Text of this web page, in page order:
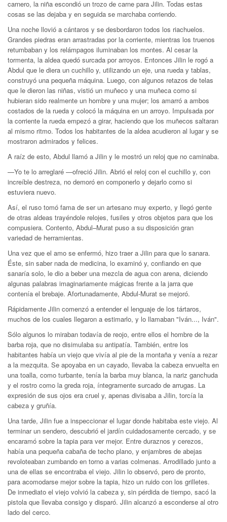
carnero, la niña escondió un trozo de carne para Jilin. Todas estas
cosas se las dejaba y en seguida se marchaba corriendo.
Una noche llovió a cántaros y se desbordaron todos los riachuelos.
Grandes piedras eran arrastradas por la corriente, mientras los truenos
retumbaban y los relámpagos iluminaban los montes. Al cesar la
tormenta, la aldea quedó surcada por arroyos. Entonces Jilin le rogó a
Abdul que le diera un cuchillo y, utilizando un eje, una rueda y tablas,
construyó una pequeña máquina. Luego, con algunos retazos de telas
que le dieron las niñas, vistió un muñeco y una muñeca como si
hubieran sido realmente un hombre y una mujer; los amarró a ambos
costados de la rueda y colocó la máquina en un arroyo. Impulsada por
la corriente la rueda empezó a girar, haciendo que los muñecos saltaran
al mismo ritmo. Todos los habitantes de la aldea acudieron al lugar y se
mostraron admirados y felices.
A raíz de esto, Abdul llamó a Jilin y le mostró un reloj que no caminaba.
—Yo te lo arreglaré —ofreció Jilin. Abrió el reloj con el cuchillo y, con
increíble destreza, no demoró en componerlo y dejarlo como si
estuviera nuevo.
Así, el ruso tomó fama de ser un artesano muy experto, y llegó gente
de otras aldeas trayéndole relojes, fusiles y otros objetos para que los
compusiera. Contento, Abdul–Murat puso a su disposición gran
variedad de herramientas.
Una vez que el amo se enfermó, hizo traer a Jilin para que lo sanara.
Éste, sin saber nada de medicina, lo examinó y, confiando en que
sanaría solo, le dio a beber una mezcla de agua con arena, diciendo
algunas palabras imaginariamente mágicas frente a la jarra que
contenía el brebaje. Afortunadamente, Abdul-Murat se mejoró.
Rápidamente Jilin comenzó a entender el lenguaje de los tártaros,
muchos de los cuales llegaron a estimarlo, y lo llamaban "Iván..., Iván".
Sólo algunos lo miraban todavía de reojo, entre ellos el hombre de la
barba roja, que no disimulaba su antipatía. También, entre los
habitantes había un viejo que vivía al pie de la montaña y venía a rezar
a la mezquita. Se apoyaba en un cayado, llevaba la cabeza envuelta en
una toalla, como turbante, tenía la barba muy blanca, la nariz ganchuda
y el rostro como la greda roja, íntegramente surcado de arrugas. La
expresión de sus ojos era cruel y, apenas divisaba a Jilin, torcía la
cabeza y gruñía.
Una tarde, Jilin fue a inspeccionar el lugar donde habitaba este viejo. Al
terminar un sendero, descubrió el jardín cuidadosamente cercado, y se
encaramó sobre la tapia para ver mejor. Entre duraznos y cerezos,
había una pequeña cabaña de techo plano, y enjambres de abejas
revoloteaban zumbando en torno a varias colmenas. Arrodillado junto a
una de ellas se encontraba el viejo. Jilin lo observó, pero de pronto,
para acomodarse mejor sobre la tapia, hizo un ruido con los grilletes.
De inmediato el viejo volvió la cabeza y, sin pérdida de tiempo, sacó la
pistola que llevaba consigo y disparó. Jilin alcanzó a esconderse al otro
lado del cerco.